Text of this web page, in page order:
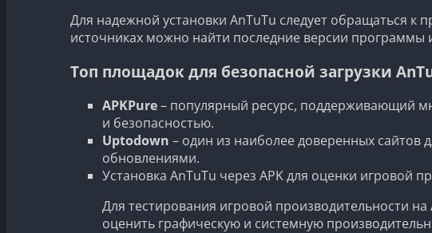
Для надежной установки AnTuTu следует обращаться
источниках можно найти последние версии
Топ площадок для безопасной загрузки
APKPure– популярный ресурс, поддерживающий
и безопасностью.
Uptodown – один из наиболее доверенных сайтов
обновлениями.
Установка AnTuTu через APK для оценки игровой
Для тестирования игровой производительности
оценить графическую и системную